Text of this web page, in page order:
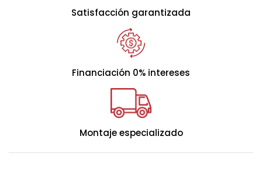
Satisfacción garantizada
Financiación 0% intereses
Montaje especializado